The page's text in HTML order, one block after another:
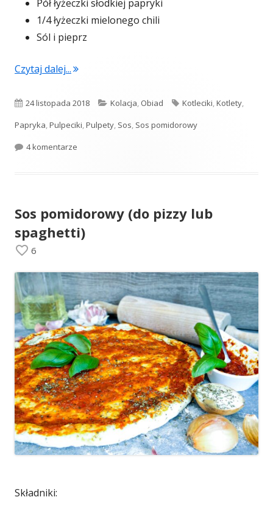
Pół łyżeczki słodkiej papryki
1/4 łyżeczki mielonego chili
Sól i pieprz
Czytaj dalej..."Pulpety w sosie pomidorowo-paprykowym"
Opublikowano
24 listopada 2018 Kategorie
Kolacja, Obiad Tagi
Kotleciki,Kotlety,
Papryka,Pulpeciki,Pulpety, Sos, Sos pomidorowy
4 komentarze
Sos pomidorowy (do pizzy lub
spaghetti)
6
Składniki: